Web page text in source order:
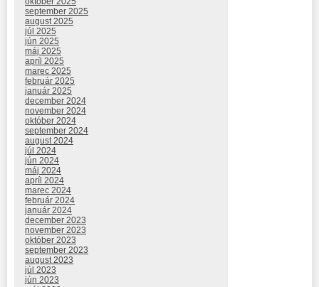
september 2025
august 2025
júl 2025
jún 2025
máj 2025
apríl 2025
marec 2025
február 2025
január 2025
december 2024
november 2024
október 2024
september 2024
august 2024
júl 2024
jún 2024
máj 2024
apríl 2024
marec 2024
február 2024
január 2024
december 2023
november 2023
október 2023
september 2023
august 2023
júl 2023
jún 2023